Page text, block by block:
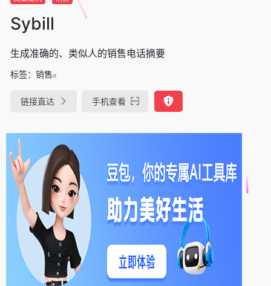
Sybill
生成准确的、类似人的销售电话摘要
标签： 销售
链接直达 手机查看